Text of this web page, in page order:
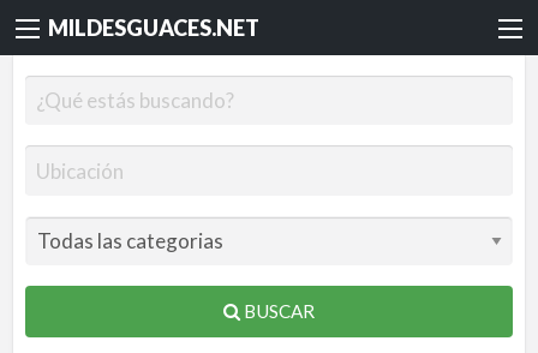
MILDESGUACES.NET
BUSCAR